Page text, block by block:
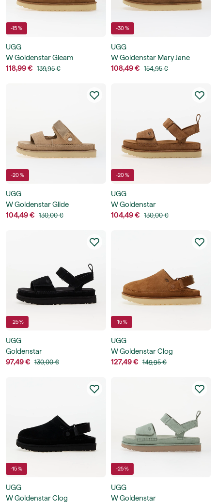
-15 %
UGG
W Goldenstar Gleam
118,99 € 139,95 €
-30 %
UGG
W Goldenstar Mary Jane
108,49 € 154,95 €
-20 %
UGG
W Goldenstar Glide
104,49 € 130,00 €
-20 %
UGG
W Goldenstar
104,49 € 130,00 €
-25 %
UGG
Goldenstar
97,49 € 130,00 €
-15 %
UGG
W Goldenstar Clog
127,49 € 149,95 €
-15 %
UGG
W Goldenstar Clog
-25 %
UGG
W Goldenstar